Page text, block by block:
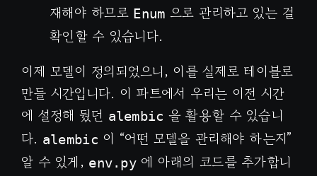
재해야 하므로 Enum 으로 관리하고 있는 걸
확인할 수 있습니다.
이제 모델이 정의되었으니, 이를 실제로 테이블로
만들 시간입니다. 이 파트에서 우리는 이전 시간
에 설정해 뒀던 alembic 을 활용할 수 있습니
다. alembic 이 “어떤 모델을 관리해야 하는지”
알 수 있게, env.py에 아래의 코드를 추가합니